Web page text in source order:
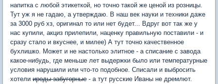
напитка с любой этикеткой, но точно такой же ценой из розницы.
Тут уж я не гадаю, а утверждаю. В наш век науки и техники даже
за 3000 руб хз, оригинал то или нет будет... Вдруг вот так же у
нас купили, акциз прилепили, наценку правильную поставили - и
сразу стало и вкуснее, и милее) А тут точно качественное
бухлишко. Может и не настолько элитное - а списание с завода
какое-нибудь, где меньше лет выдержки было или температурные
условия нарушили или что-то подобное. Списали и выбросить
хотели ироды забугорные - а тут русские Иваны не дремлют.